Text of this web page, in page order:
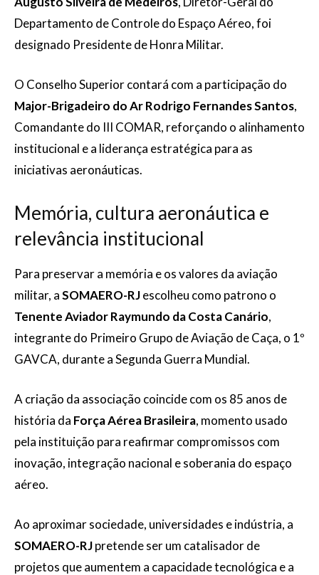
Departamento de Controle do Espaço Aéreo, foi
designado Presidente de Honra Militar.
O Conselho Superior contará com a participação do
Major-Brigadeiro do Ar Rodrigo Fernandes Santos,
Comandante do III COMAR, reforçando o alinhamento
institucional e a liderança estratégica para as
iniciativas aeronáuticas.
Memória, cultura aeronáutica e
relevância institucional
Para preservar a memória e os valores da aviação
militar, aSOMAERO-RJescolheu como patrono o
Tenente Aviador Raymundo da Costa Canário,
integrante do Primeiro Grupo de Aviação de Caça, o 1º
GAVCA, durante a Segunda Guerra Mundial.
A criação da associação coincide com os 85 anos de
história da Força Aérea Brasileira, momento usado
pela instituição para reafirmar compromissos com
inovação, integração nacional e soberania do espaço
aéreo.
Ao aproximar sociedade, universidades e indústria, a
SOMAERO-RJpretende ser um catalisador de
projetos que aumentem a capacidade tecnológica e a